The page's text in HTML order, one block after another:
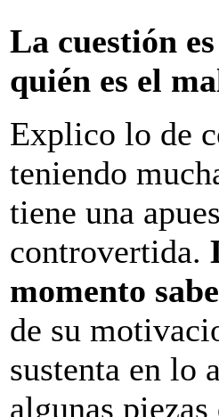
La cuestión
quién es el
Explico lo de
teniendo
tiene una
controvertida.
momento
de su
sustenta en lo
algunas